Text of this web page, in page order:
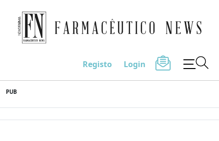
to
content
Farmacêutico News
Registo Login
PUB